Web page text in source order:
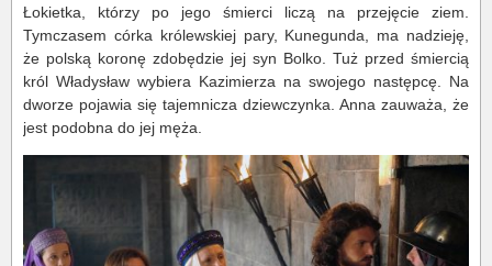
Łokietka, którzy po jego śmierci liczą na przejęcie ziem.
Tymczasem córka królewskiej pary, Kunegunda, ma nadzieję,
że polską koronę zdobędzie jej syn Bolko. Tuż przed śmiercią
król Władysław wybiera Kazimierza na swojego następcę. Na
dworze pojawia się tajemnicza dziewczynka. Anna zauważa, że
jest podobna do jej męża.